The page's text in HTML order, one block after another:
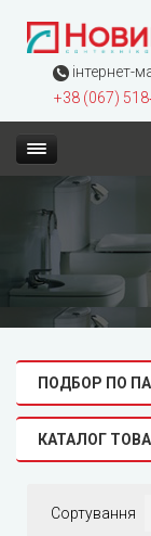
інтернет-
+38 (067)
ПОДБОР ПО
КАТАЛОГ
Сортування